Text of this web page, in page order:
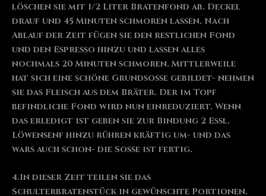
löschen sie mit 1/2 Liter Bratenfond ab. Deckel
drauf und 45 Minuten schmoren lassen. Nach
Ablauf der Zeit fügen sie den restlichen Fond
und den Espresso hinzu und lassen alles
nochmals 20 Minuten schmoren. Mittlerweile
hat sich eine schöne Grundsosse gebildet- nehmen
sie das Fleisch aus dem Bräter. Der im Topf
befindliche Fond wird nun einreduziert. Wenn
das erledigt ist geben sie zur Bindung 2 Essl.
Löwensenf hinzu rühren kräftig um- und das
wars auch schon- die Sosse ist fertig.
4.In dieser Zeit teilen sie das
Schulterbratenstück in gewünschte Portionen.